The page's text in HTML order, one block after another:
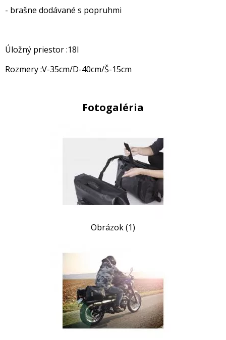
- brašne dodávané s popruhmi
Úložný priestor :18l
Rozmery :V-35cm/D-40cm/Š-15cm
Fotogaléria
Obrázok (1)